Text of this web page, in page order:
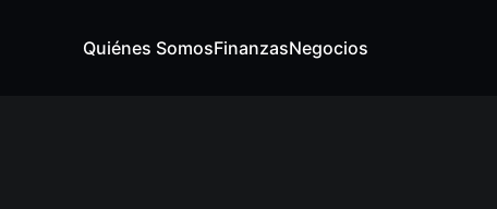
Quiénes SomosFinanzasNegocios